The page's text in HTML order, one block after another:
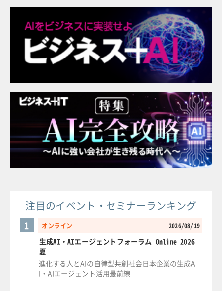
注目のイベント・セミナーランキング
オンライン 2026/08/19
1
生成AI・AIエージェントフォーラム Online 2026
夏
進化する人とAIの自律型共創社会日本企業の生成A
I・AIエージェント活用最前線